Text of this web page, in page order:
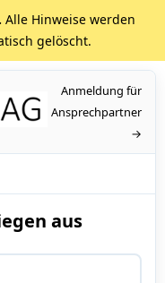
Alle Hinweise werden
gelöscht.
Anmeldung für
Ansprechpartner
→
aus